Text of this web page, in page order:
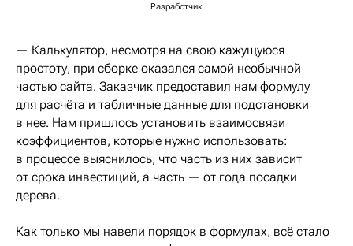
Разработчик
— Калькулятор, несмотря на свою кажущуюся
простоту, при сборке оказался самой необычной
частью сайта. Заказчик предоставил нам формулу
для расчёта и табличные данные для подстановки
в нее. Нам пришлось установить взаимосвязи
коэффициентов, которые нужно использовать:
в процессе выяснилось, что часть из них зависит
от срока инвестиций, а часть — от года посадки
дерева.
Как только мы навели порядок в формулах, всё стало